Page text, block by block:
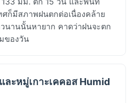
ก็มีสภาพฝนตกต่อเนื่องคล้าย
นานนั้นหายาก คาดว่าฝนจะตก
ของวัน
ละหมู่เกาะเคคอส Humid